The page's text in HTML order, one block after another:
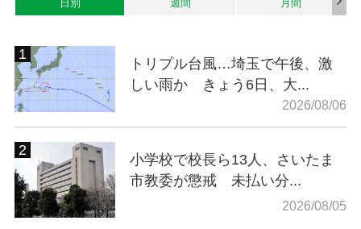
日別 週間 月間
トリプル台風…埼玉で午後、激
しい雨か きょう6日、大...
2026/08/06
小学校で校長ら13人、さいたま
市教委が懲戒 未払い分...
2026/08/05